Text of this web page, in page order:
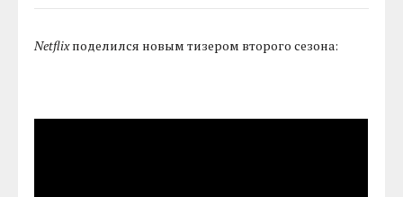
Netflixподелился новым тизером второго сезона: